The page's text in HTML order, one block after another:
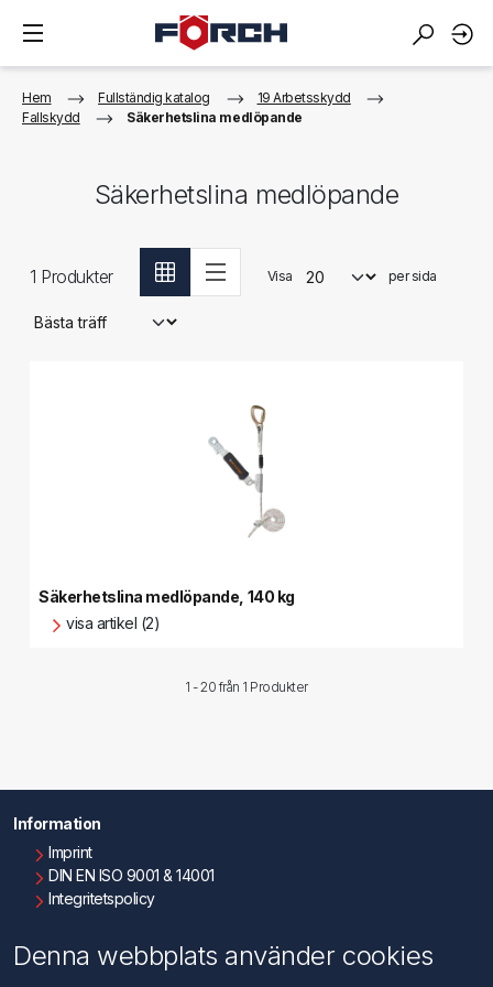
Hem Fullständig katalog
19 Arbetsskydd
Fallskydd
Säkerhetslina medlöpande
Säkerhetslina medlöpande
1 Produkter Visa per sida
Säkerhetslina medlöpande, 140 kg
visa artikel (2)
1 - 20 från 1 Produkter
Information
Imprint
DIN EN ISO 9001 & 14001
Integritetspolicy
Kontakta oss
Denna webbplats använder cookies